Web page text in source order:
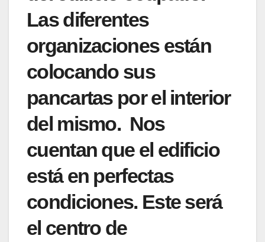
Las diferentes
organizaciones están
colocando sus
pancartas por el interior
del mismo. Nos
cuentan que el edificio
está en perfectas
condiciones. Este será
el centro de